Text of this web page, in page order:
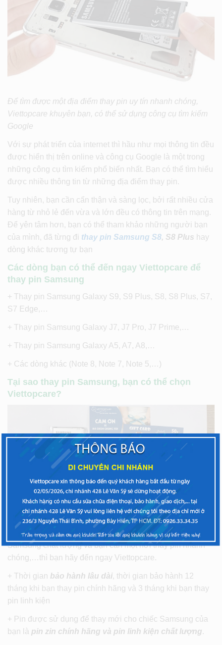
Để tìm được một địa điểm thay pin uy tín nhanh chóng,
Viettopcare khuyên bạn, có thể sử dụng công cụ tìm kiếm
Google
Với sự phát triển của internet thì hầu như mọi thông tin đều
được hiển thị trên online và công cụ Google là một trong
những công cụ tìm kiếm phổ biến nhất. Bạn có thể tìm hiểu
được nhiều thông tin từ những địa điểm thay pin.
Tuy nhiên, bạn cần cẩn thận và sàng lọc, bởi rất nhiều cửa
hàng từ nhỏ lẻ đến vừa và lớn đều có thông tin trên mạng.
Để yên tâm hơn, bạn có thể tham khảo những người bạn
của mình, đã từng đi thay pin Samsung S8, S8 Plus hay
dòng khác tương tự bạn
Các dòng bạn có thể đến ngay Viettopcare để
thay pin Samsung
+ Thay pin Samsung Galaxy S9, S9 Plus, S8, S8 Plus, S7,
S7 Edge,…
+ Thay pin Samsung Galaxy J7, J7 Pro, J7 Prime,…
+ Thay pin Samsung Galaxy A5, A7, A8,…
+ Các dòng khác (Note 8, Note 7, Note 5,…)
Tại sao thay pin Samsung, bạn có thể chọn
Viettopcare?
Nếu bạn đang tìm một địa điểm thay pin chính hãng, pin
Samsung chất lượng và bạn cần một nơi thay pin nhanh
chóng,…thì bạn hãy đến ngay Viettopcare.
+ Thời gian bảo hành lâu dài, thời gian bảo hành 12
tháng khi bạn thay pin chính hãng và 3 tháng khi bạn thay
pin linh kiện
+ Pin được sử dụng để thay mới cho chiếc Samsung của
bạn là pin zin chính hãng và pin linh kiện chất lượng.